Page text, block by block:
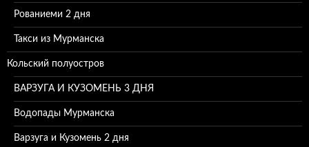
Рованиеми 2 дня
Такси из Мурманска
Кольский полуостров
ВАРЗУГА И КУЗОМЕНЬ 3 ДНЯ
Водопады Мурманска
Варзуга и Кузомень 2 дня